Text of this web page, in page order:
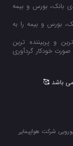
بانک، بورس و بیمه
بورس و بیمه را به
و پربیننده ترین
خودکار گردآوری
باشد 🥰
زیان حدود ۲۰۰ میلیون یورویی شرکت هواپیمایی